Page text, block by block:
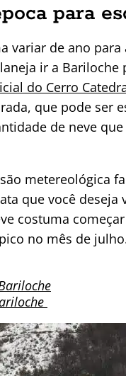
para
variar de ano
ir a
do Cerro
que pode ser
de neve
metereológica
que você
costuma
no mês de